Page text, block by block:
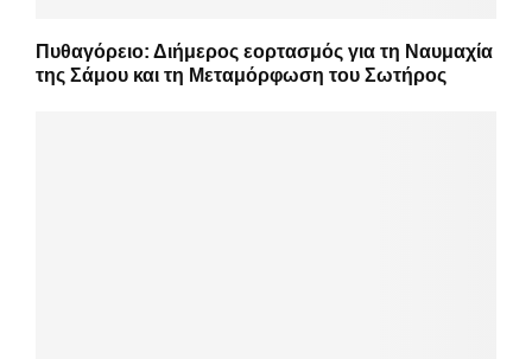
Πυθαγόρειο: Διήμερος εορτασμός για τη Ναυμαχία
της Σάμου και τη Μεταμόρφωση του Σωτήρος